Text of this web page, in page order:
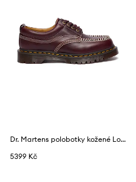
Dr. Martens polobotky kožené Lowell
5399 Kč